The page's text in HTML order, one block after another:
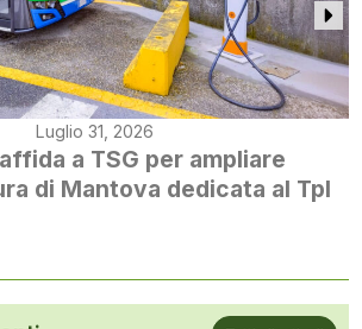
Luglio 31, 2026
a TSG per ampliare
di Mantova dedicata al Tpl